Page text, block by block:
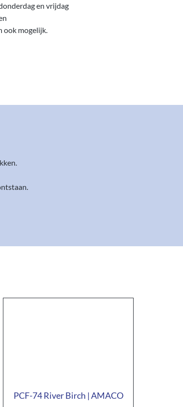
en vrijdag
ook mogelijk.
PCF-74 River Birch | AMACO